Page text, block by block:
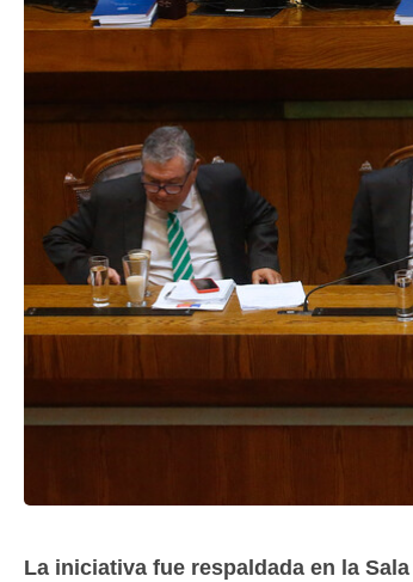
La iniciativa fue respaldada en la